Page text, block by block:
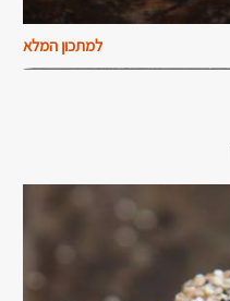
למתכון המלא